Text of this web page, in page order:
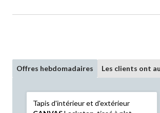
Offres hebdomadaires Les clients ont
Tapis d'intérieur et d'extérieur